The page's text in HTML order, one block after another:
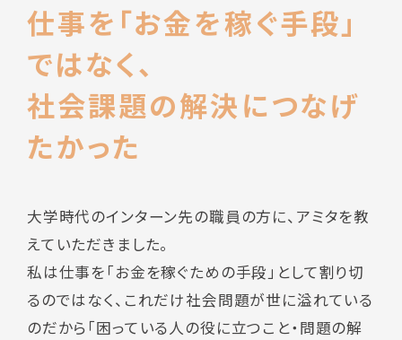
仕事を「お金を稼ぐ手段」
ではなく、
社会課題の解決につなげ
たかった
大学時代のインターン先の職員の方に、アミタを教
えていただきました。
私は仕事を「お金を稼ぐための手段」として割り切
るのではなく、これだけ社会問題が世に溢れている
のだから「困っている人の役に立つこと・問題の解